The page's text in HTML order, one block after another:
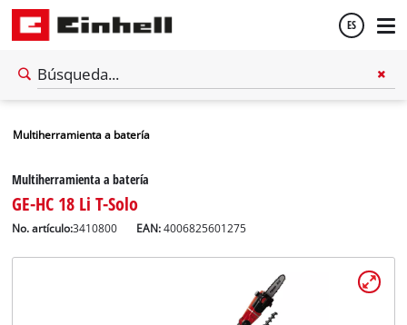
ES
Multiherramienta a batería
Multiherramienta a batería
GE-HC 18 Li T-Solo
No. artículo:3410800 EAN:4006825601275